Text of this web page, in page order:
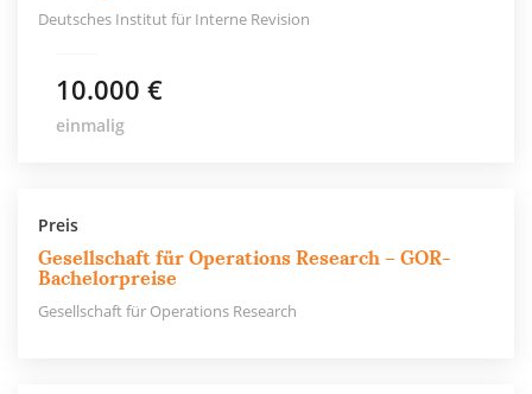
Deutsches Institut für Interne Revision
10.000 €
einmalig
Preis
Gesellschaft für Operations Research – GOR-
Bachelorpreise
Gesellschaft für Operations Research